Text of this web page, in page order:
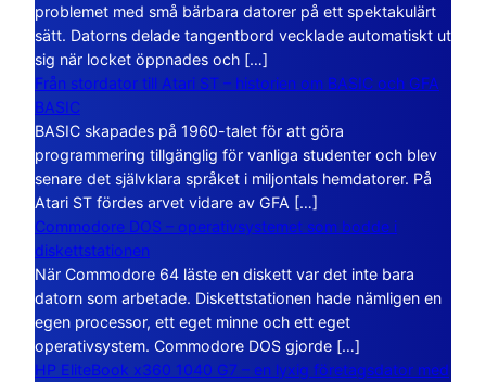
problemet med små bärbara datorer på ett spektakulärt
sätt. Datorns delade tangentbord vecklade automatiskt ut
sig när locket öppnades och […]
Från stordator till Atari ST – historien om BASIC och GFA
BASIC
BASIC skapades på 1960-talet för att göra
programmering tillgänglig för vanliga studenter och blev
senare det självklara språket i miljontals hemdatorer. På
Atari ST fördes arvet vidare av GFA […]
Commodore DOS – operativsystemet som bodde i
diskettstationen
När Commodore 64 läste en diskett var det inte bara
datorn som arbetade. Diskettstationen hade nämligen en
egen processor, ett eget minne och ett eget
operativsystem. Commodore DOS gjorde […]
HP EliteBook x360 1040 G7 – en lyxig företagsdator med